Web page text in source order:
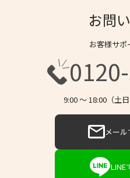
お問
お客様サポ
9:00 〜 18:00（土
メー
LINE